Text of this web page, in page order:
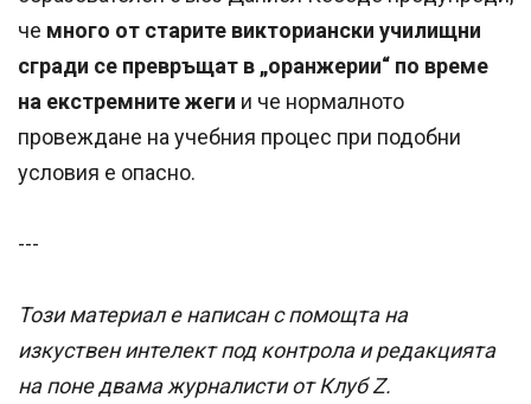
че много от старите викториански училищни
сгради се превръщат в „оранжерии“ по време
на екстремните жеги и че нормалното
провеждане на учебния процес при подобни
условия е опасно.
---
Този материал е написан с помощта на
изкуствен интелект под контрола и редакцията
на поне двама журналисти от Клуб Z.